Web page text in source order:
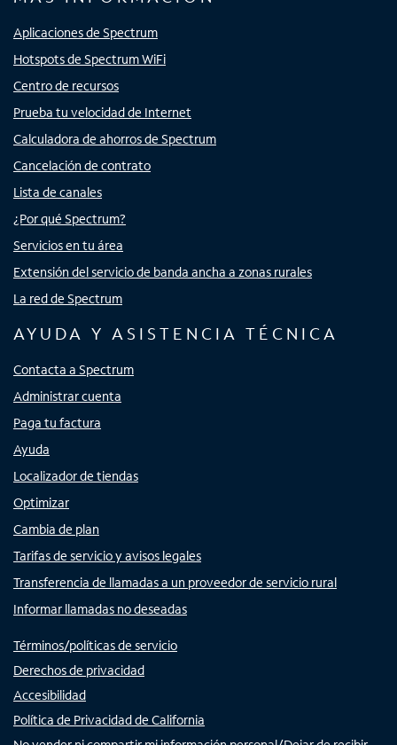
Aplicaciones de Spectrum
Hotspots de Spectrum WiFi
Centro de recursos
Prueba tu velocidad de Internet
Calculadora de ahorros de Spectrum
Cancelación de contrato
Lista de canales
¿Por qué Spectrum?
Servicios en tu área
Extensión del servicio de banda ancha a zonas rurales
La red de Spectrum
AYUDA Y ASISTENCIA TÉCNICA
Contacta a Spectrum
Administrar cuenta
Paga tu factura
Ayuda
Localizador de tiendas
Optimizar
Cambia de plan
Tarifas de servicio y avisos legales
Transferencia de llamadas a un proveedor de servicio rural
Informar llamadas no deseadas
Términos/políticas de servicio
Derechos de privacidad
Accesibilidad
Política de Privacidad de California